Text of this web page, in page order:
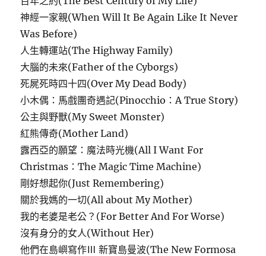
神經一家親(When Will It Be Again Like It Never
Was Before)
人生轉運站(The Highway Family)
大腦的未來(Father of the Cyborgs)
死屍死時四十四(Over My Dead Body)
小木偶：馬戲團奇遇記(Pinocchio：A True Story)
公主與野獸(My Sweet Monster)
紅熊傳奇(Mother Land)
露西亞的願望：魔法時光機(All I Want For
Christmas：The Magic Time Machine)
剛好想起你(Just Remembering)
關於我媽的一切(All about My Mother)
我的老婆是老公？(For Better And For Worse)
沒有身分的女人(Without Her)
他們在島嶼寫作Ⅲ 新寶島曼波(The New Formosa